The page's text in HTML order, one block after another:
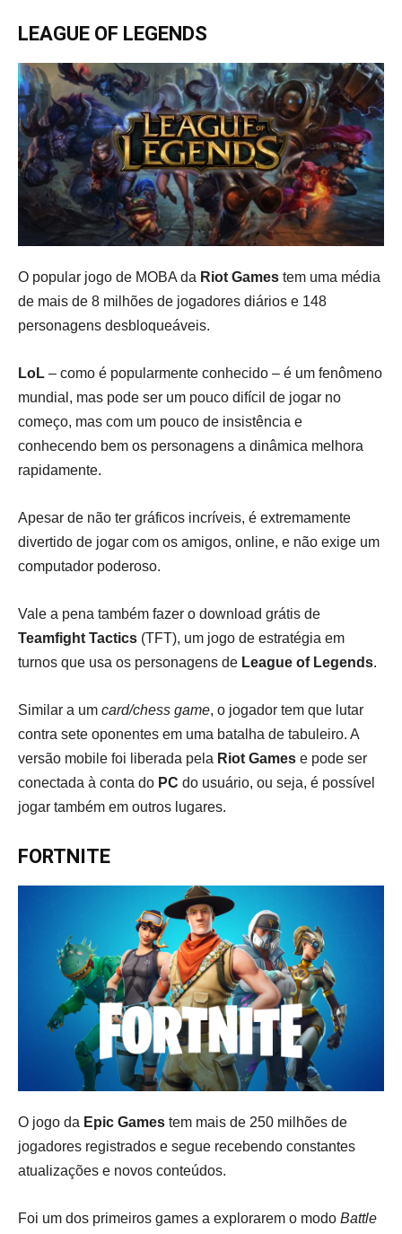
LEAGUE OF LEGENDS
O popular jogo de MOBA da Riot Games tem uma média
de mais de 8 milhões de jogadores diários e 148
personagens desbloqueáveis.
LoL – como é popularmente conhecido – é um fenômeno
mundial, mas pode ser um pouco difícil de jogar no
começo, mas com um pouco de insistência e
conhecendo bem os personagens a dinâmica melhora
rapidamente.
Apesar de não ter gráficos incríveis, é extremamente
divertido de jogar com os amigos, online, e não exige um
computador poderoso.
Vale a pena também fazer o download grátis de
Teamfight Tactics (TFT), um jogo de estratégia em
turnos que usa os personagens de League of Legends.
Similar a um card/chess game, o jogador tem que lutar
contra sete oponentes em uma batalha de tabuleiro. A
versão mobile foi liberada pela Riot Games e pode ser
conectada à conta do PC do usuário, ou seja, é possível
jogar também em outros lugares.
FORTNITE
O jogo da Epic Games tem mais de 250 milhões de
jogadores registrados e segue recebendo constantes
atualizações e novos conteúdos.
Foi um dos primeiros games a explorarem o modo Battle